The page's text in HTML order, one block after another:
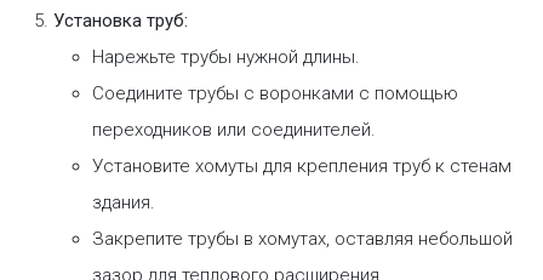
Установка труб:
Нарежьте трубы нужной длины.
Соедините трубы с воронками с помощью
переходников или соединителей.
Установите хомуты для крепления труб к стенам
здания.
Закрепите трубы в хомутах, оставляя небольшой
зазор для теплового расширения.